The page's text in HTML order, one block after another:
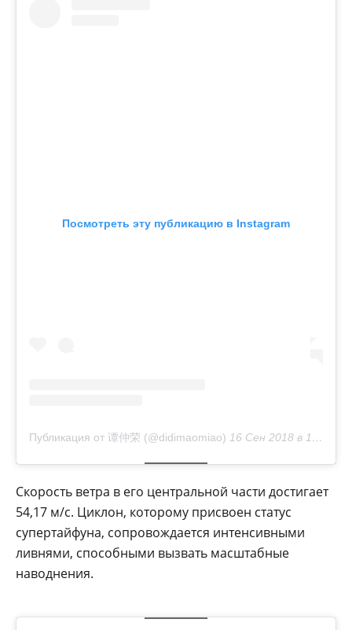
Посмотреть эту публикацию в Instagram
Публикация от 谭仲荣 (@didimaomiao) 16 Сен 2018 в 1:53 PDT
Скорость ветра в его центральной части достигает
54,17 м/с. Циклон, которому присвоен статус
супертайфуна, сопровождается интенсивными
ливнями, способными вызвать масштабные
наводнения.